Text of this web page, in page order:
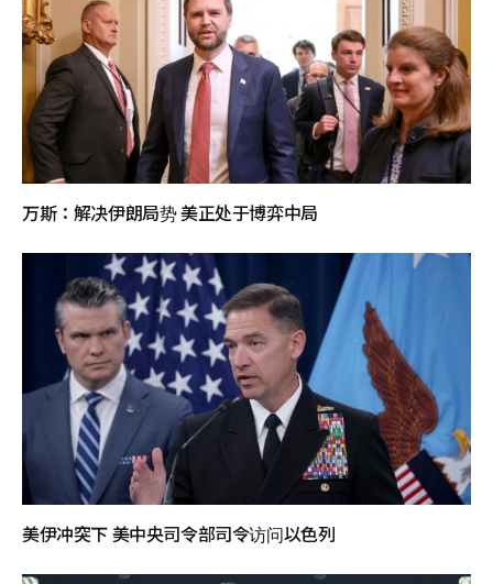
万斯：解决伊朗局势 美正处于博弈中局
美伊冲突下 美中央司令部司令访问以色列